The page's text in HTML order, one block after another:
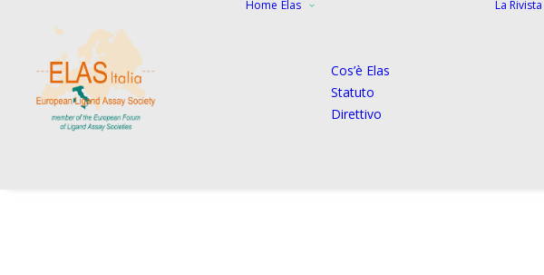
Home Elas
Cos’è Elas
Statuto
Direttivo
La Rivista